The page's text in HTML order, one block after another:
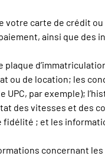
carte de crédit ou
ainsi que des
ou de location; les
par exemple);
des vitesses et des
fidélité ; et les
concernant